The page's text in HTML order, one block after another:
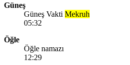
Güneş
Güneş Vakti Mekruh
05:32
Öğle
Öğle namazı
12:29